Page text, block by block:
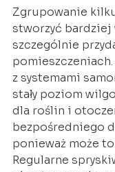
Zgrupowanie
stworzyć
szczególnie
z systemami
stały poziom
dla roślin i
bezpośredniego
ponieważ może
Regularne